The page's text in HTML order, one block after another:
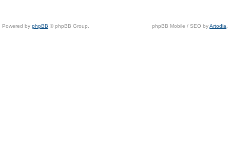
Powered by phpBB © phpBB Group. phpBB Mobile / SEO byArtodia